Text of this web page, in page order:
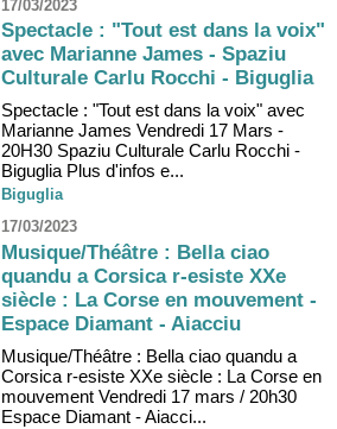
17/03/2023
Spectacle : "Tout est dans la voix"
avec Marianne James - Spaziu
Culturale Carlu Rocchi - Biguglia
Spectacle : "Tout est dans la voix" avec
Marianne James Vendredi 17 Mars -
20H30 Spaziu Culturale Carlu Rocchi -
Biguglia Plus d'infos e...
Biguglia
17/03/2023
Musique/Théâtre : Bella ciao
quandu a Corsica r-esiste XXe
siècle : La Corse en mouvement -
Espace Diamant - Aiacciu
Musique/Théâtre : Bella ciao quandu a
Corsica r-esiste XXe siècle : La Corse en
mouvement Vendredi 17 mars / 20h30
Espace Diamant - Aiacci...